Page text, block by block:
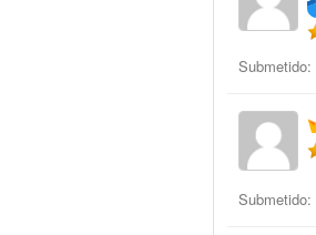
Submetido:
Submetido: